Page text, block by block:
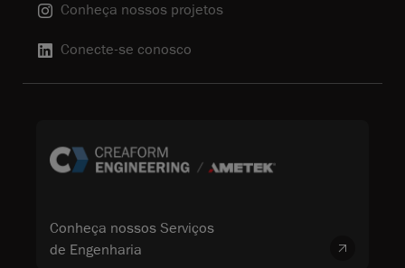
Conheça nossos projetos
Conecte-se conosco
Conheça nossos Serviços
de Engenharia